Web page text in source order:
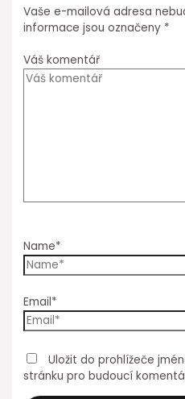
Vaše e-mailová adresa
informace jsou označeny *
Váš komentář
Name*
Email*
Uložit do prohlížeče
stránku pro budoucí